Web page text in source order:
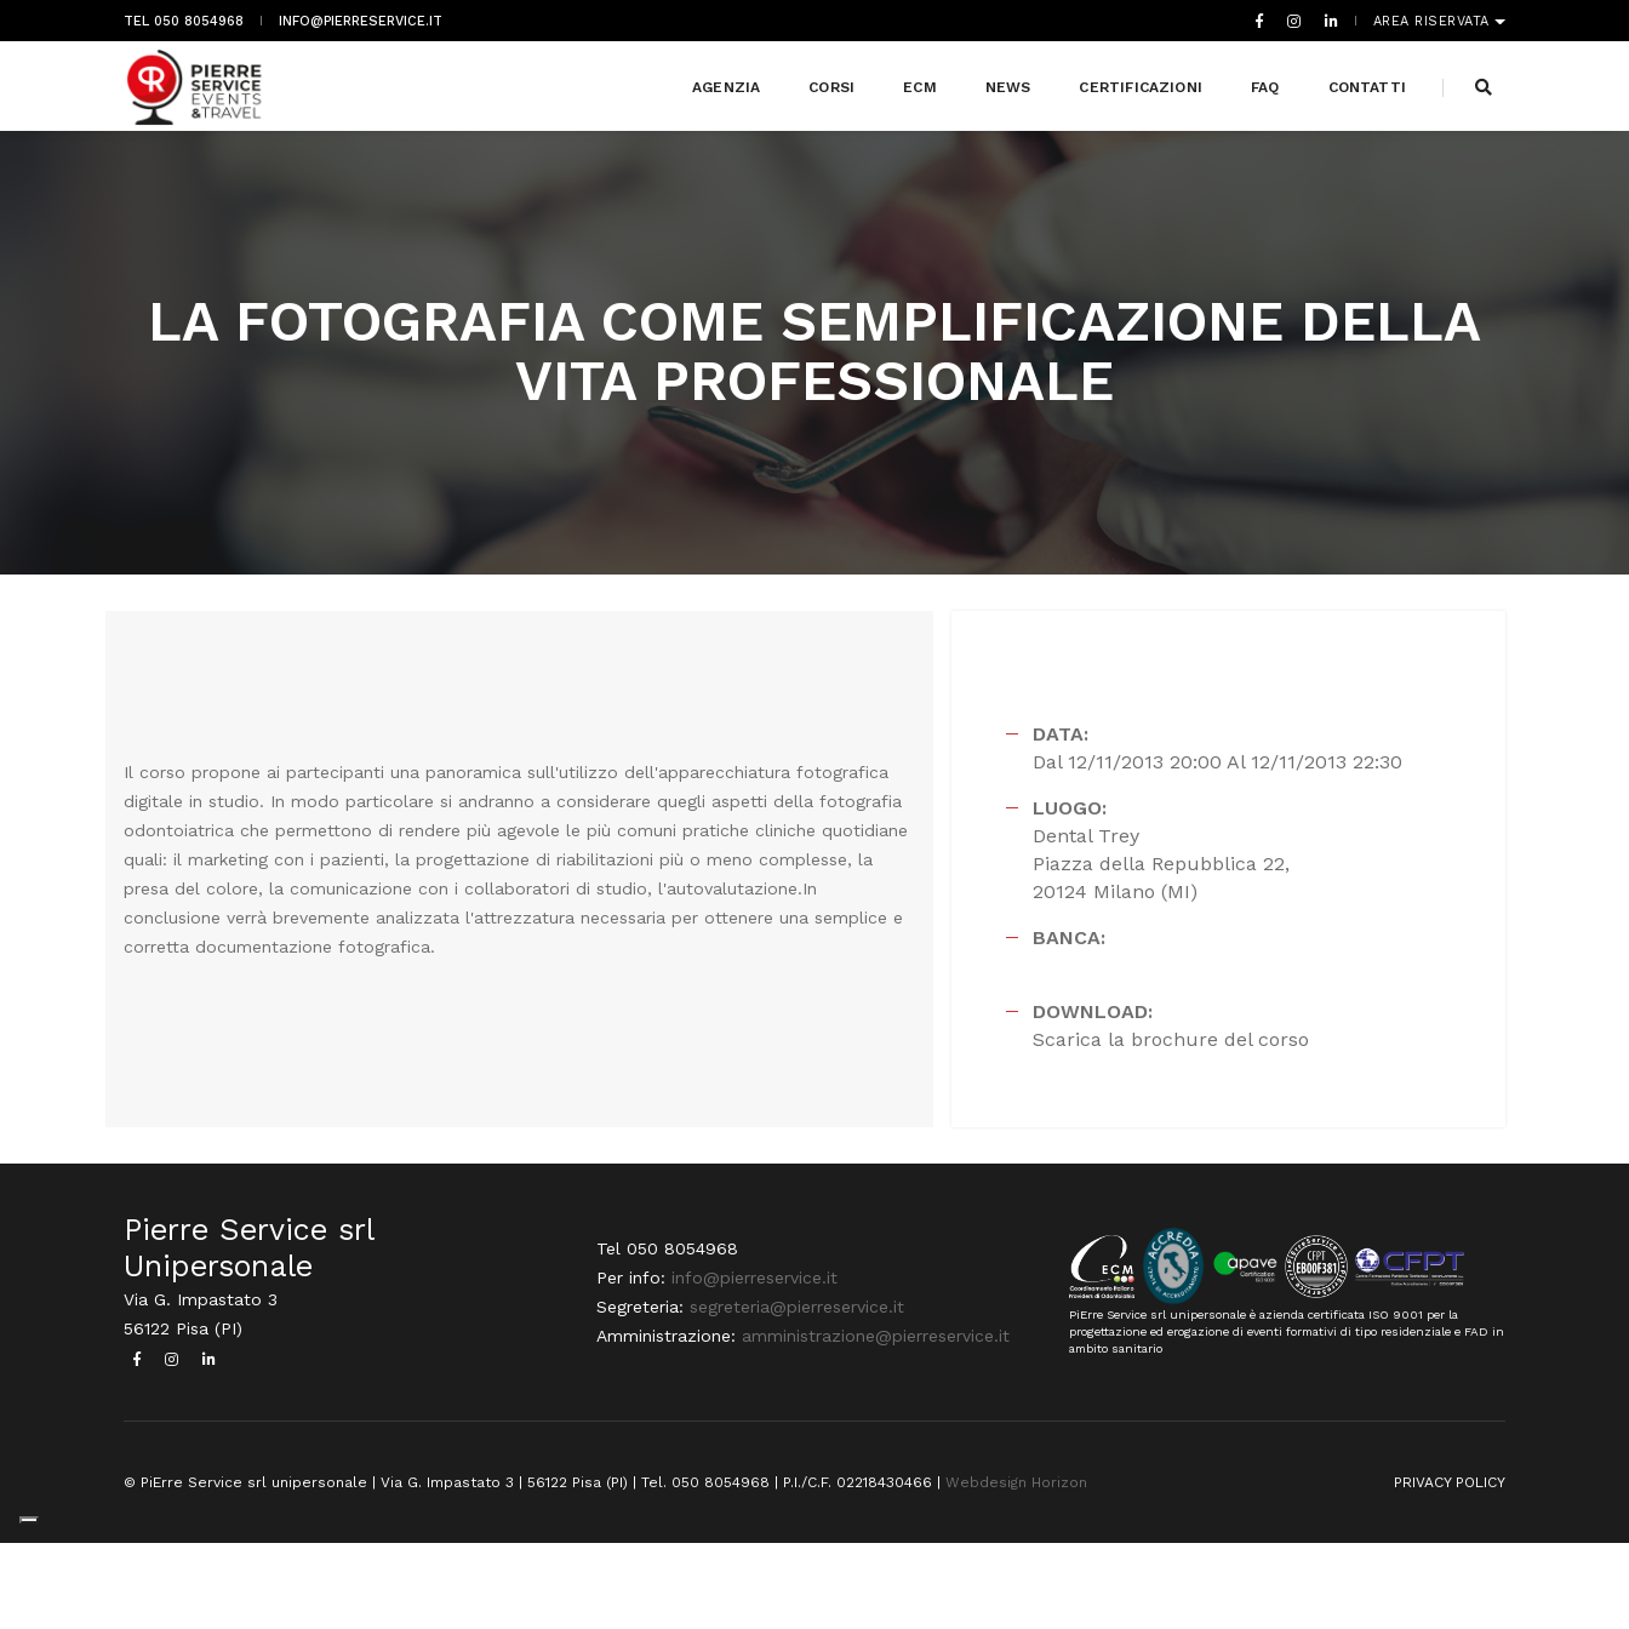
TEL 050 8054968 INFO@PIERRESERVICE.IT AREA RISERVATA
AGENZIA CORSI ECM NEWS CERTIFICAZIONI FAQ CONTATTI
LA FOTOGRAFIA COME SEMPLIFICAZIONE DELLA
VITA PROFESSIONALE
Il corso propone ai partecipanti una panoramica sull'utilizzo dell'apparecchiatura fotografica
digitale in studio. In modo particolare si andranno a considerare quegli aspetti della fotografia
odontoiatrica che permettono di rendere più agevole le più comuni pratiche cliniche quotidiane
quali: il marketing con i pazienti, la progettazione di riabilitazioni più o meno complesse, la
presa del colore, la comunicazione con i collaboratori di studio, l'autovalutazione.In
conclusione verrà brevemente analizzata l'attrezzatura necessaria per ottenere una semplice e
corretta documentazione fotografica.
DATA:
Dal 12/11/2013 20:00 Al 12/11/2013 22:30
LUOGO:
Dental Trey
Piazza della Repubblica 22,
20124 Milano (MI)
BANCA:
DOWNLOAD:
Scarica la brochure del corso
Pierre Service srl
Unipersonale
Via G. Impastato 3
56122 Pisa (PI)
Tel 050 8054968
Per info: info@pierreservice.it
Segreteria: segreteria@pierreservice.it
Amministrazione: amministrazione@pierreservice.it
PiErre Service srl unipersonale è azienda certificata ISO 9001 per la
progettazione ed erogazione di eventi formativi di tipo residenziale e FAD in
ambito sanitario
© PiErre Service srl unipersonale | Via G. Impastato 3 | 56122 Pisa (PI) | Tel. 050 8054968 | P.I./C.F. 02218430466 | Webdesign Horizon PRIVACY POLICY